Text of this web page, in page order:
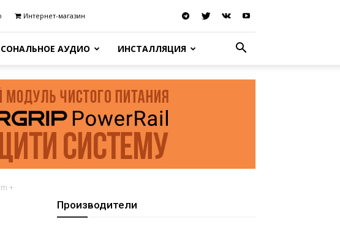
Интернет-магазин
АУДИО ИНСТАЛЛЯЦИЯ
+
Производители